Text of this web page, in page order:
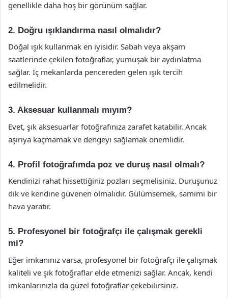
genellikle daha hoş bir görünüm sağlar.
2. Doğru ışıklandırma nasıl olmalıdır?
Doğal ışık kullanmak en iyisidir. Sabah veya akşam
saatlerinde çekilen fotoğraflar, yumuşak bir aydınlatma
sağlar. İç mekanlarda pencereden gelen ışık tercih
edilmelidir.
3. Aksesuar kullanmalı mıyım?
Evet, şık aksesuarlar fotoğrafınıza zarafet katabilir. Ancak
aşırıya kaçmamak ve dengeyi sağlamak önemlidir.
4. Profil fotoğrafımda poz ve duruş nasıl olmalı?
Kendinizi rahat hissettiğiniz pozları seçmelisiniz. Duruşunuz
dik ve kendine güvenen olmalıdır. Gülümsemek, samimi bir
hava yaratır.
5. Profesyonel bir fotoğrafçı ile çalışmak gerekli
mi?
Eğer imkanınız varsa, profesyonel bir fotoğrafçı ile çalışmak
kaliteli ve şık fotoğraflar elde etmenizi sağlar. Ancak, kendi
imkanlarınızla da güzel fotoğraflar çekebilirsiniz.